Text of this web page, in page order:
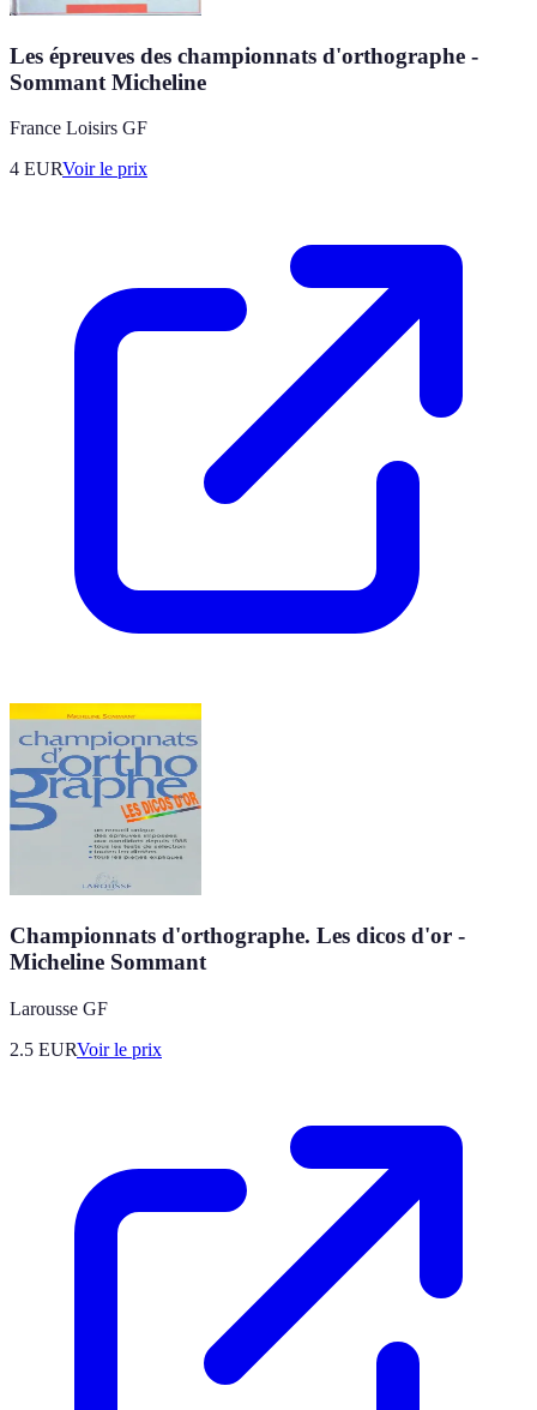
Les épreuves des championnats d'orthographe -
Sommant Micheline
France Loisirs GF
4 EURVoir le prix
Championnats d'orthographe. Les dicos d'or -
Micheline Sommant
Larousse GF
2.5 EURVoir le prix